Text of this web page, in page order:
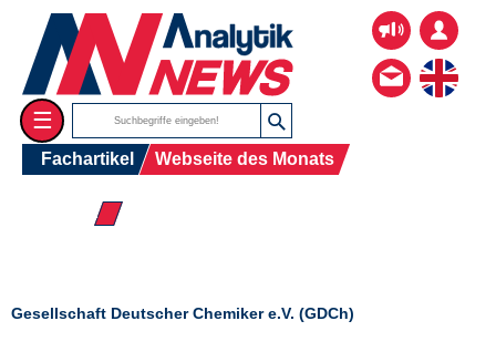
☰
Fachartikel Webseite des Monats
☰ 2011
Gesellschaft Deutscher Chemiker e.V. (GDCh)